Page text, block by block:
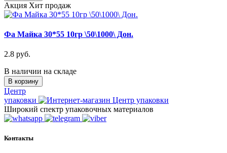
Акция Хит продаж
Фа Майка 30*55 10гр \50\1000\ Дон.
2.8 руб.
В наличии на складе
В корзину
Центр
упаковки
Широкий спектр упаковочных материалов
Контакты